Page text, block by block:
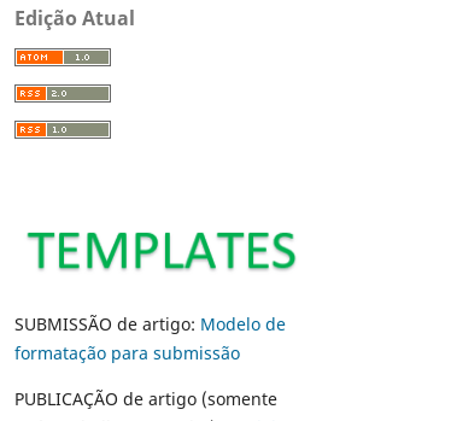
Edição Atual
SUBMISSÃO de artigo: Modelo de
formatação para submissão
PUBLICAÇÃO de artigo (somente